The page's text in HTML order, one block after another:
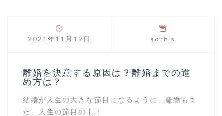
2021年11月19日 sothis
離婚を決意する原因は？離婚までの進
め方は？
結婚が人生の大きな節目になるように、離婚もま
た、人生の節目の […]